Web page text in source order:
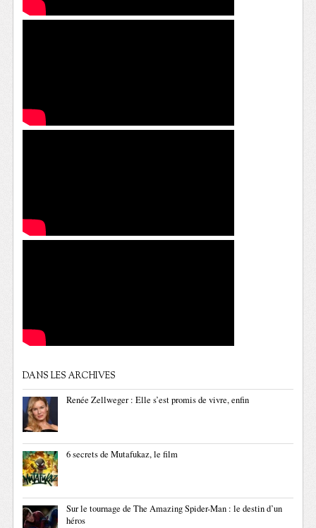
DANS LES ARCHIVES
Renée Zellweger : Elle s’est promis de vivre, enfin
6 secrets de Mutafukaz, le film
Sur le tournage de The Amazing Spider-Man : le destin d’un
héros